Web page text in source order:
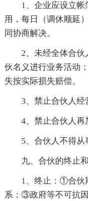
1、企业应设立帐
用，每日（调休顺延
同协商解决。
2、未经全体合伙
伙名义进行业务活动
失按实际损失赔偿。
3、禁止合伙人经
4、禁止合伙人再加
5、合伙人不得从事
九、合伙的终止
1、终止：①合伙
系；③政府等不可抗因